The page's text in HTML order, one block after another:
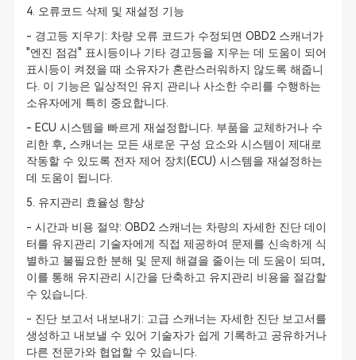
4. 오류코드 삭제 및 재설정 기능
- 경고등 지우기: 차량 오류 코드가 수정되면 OBD2 스캐너가
"엔진 점검" 표시등이나 기타 경고등을 지우는 데 도움이 되어
표시등이 켜졌을 때 소유자가 혼란스러워하지 않도록 해줍니
다. 이 기능은 일상적인 유지 관리나 사소한 수리를 수행하는
소유자에게 특히 중요합니다.
- ECU 시스템을 빠르게 재설정합니다. 부품을 교체하거나 수
리한 후, 스캐너는 모든 새로운 구성 요소와 시스템이 제대로
작동할 수 있도록 전자 제어 장치(ECU) 시스템을 재설정하는
데 도움이 됩니다.
5. 유지관리 효율성 향상
- 시간과 비용 절약: OBD2 스캐너는 차량의 자세한 진단 데이
터를 유지관리 기술자에게 직접 제공하여 문제를 신속하게 식
별하고 불필요한 분해 및 문제 해결을 줄이는 데 도움이 되며,
이를 통해 유지관리 시간을 단축하고 유지관리 비용을 절감할
수 있습니다.
- 진단 보고서 내보내기: 고급 스캐너는 자세한 진단 보고서를
생성하고 내보낼 수 있어 기술자가 쉽게 기록하고 공유하거나
다른 전문가와 협업할 수 있습니다.